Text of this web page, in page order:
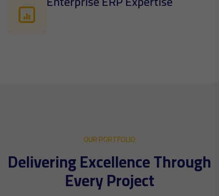
OUR PORTFOLIO
DeliveringExcellenceThrough
EveryProject